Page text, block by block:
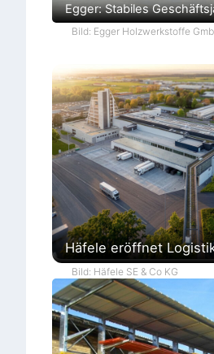
Egger: Stabiles
Bild: Egger Holzwerkstoffe
Häfele eröffnet
Bild: Häfele SE & Co KG